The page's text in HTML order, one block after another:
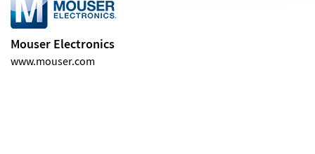
Mouser Electronics
www.mouser.com